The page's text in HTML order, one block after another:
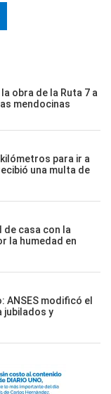
obra de la Ruta 7 a
mendocinas
para ir a
una multa de
de casa con la
la humedad en
ANSES modificó el
jubilados y